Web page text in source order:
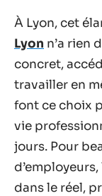
À Lyon, cet
Lyon n’a rien
concret,
travailler en
font ce choix
vie
jours. Pour
d’employeurs,
dans le réel,